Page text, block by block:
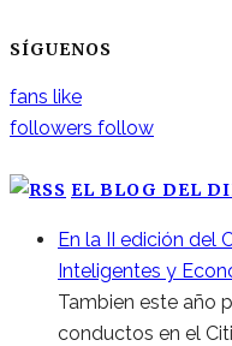
SÍGUENOS
fans like
followers follow
EL BLOG DEL
En la II edición del
Inteligentes y
Tambien este año
conductos en el